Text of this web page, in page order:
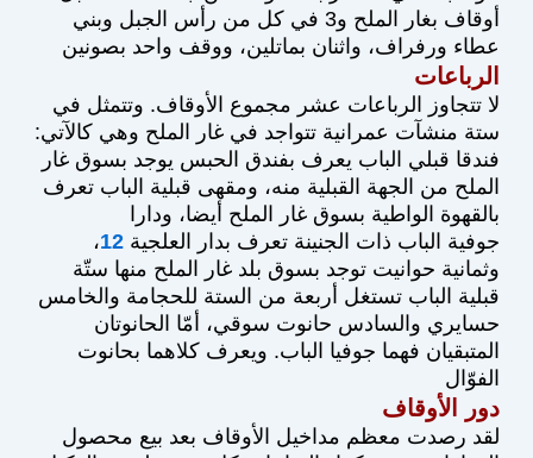
أوقاف بغار الملح و3 في كل من رأس الجبل وبني
عطاء ورفراف، واثنان بماتلين، ووقف واحد بصونين
الرباعات
لا تتجاوز الرباعات عشر مجموع الأوقاف. وتتمثل في
ستة منشآت عمرانية تتواجد في غار الملح وهي كالآتي:
فندقا قبلي الباب يعرف بفندق الحبس يوجد بسوق غار
الملح من الجهة القبلية منه، ومقهى قبلية الباب تعرف
بالقهوة الواطية بسوق غار الملح أيضا، ودارا
جوفية الباب ذات الجنينة تعرف بدار العلجية 12،
وثمانية حوانيت توجد بسوق بلد غار الملح منها ستّة
قبلية الباب تستغل أربعة من الستة للحجامة والخامس
حسايري والسادس حانوت سوقي، أمّا الحانوتان
المتبقيان فهما جوفيا الباب. ويعرف كلاهما بحانوت
الفوّال
دور الأوقاف
لقد رصدت معظم مداخيل الأوقاف بعد بيع محصول